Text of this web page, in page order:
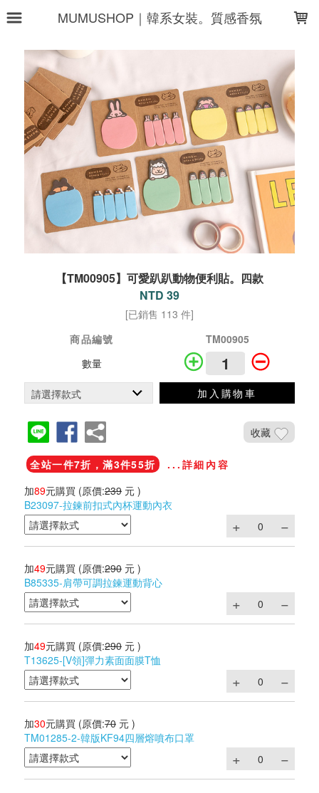
MUMUSHOP｜韓系女裝。質感香氛
【TM00905】可愛趴趴動物便利貼。四款
NTD 39
[已銷售 113 件]
商品編號
TM00905
數量
加入購物車
收藏
全站一件7折，滿3件55折
...詳細內容
加89元購買 (原價:239 元 )
B23097-拉鍊前扣式內杯運動內衣
加49元購買 (原價:290 元 )
B85335-肩帶可調拉鍊運動背心
加49元購買 (原價:290 元 )
T13625-[V領]彈力素面面膜T恤
加30元購買 (原價:70 元 )
TM01285-2-韓版KF94四層熔噴布口罩